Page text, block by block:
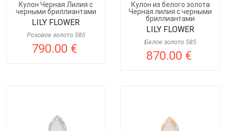
Кулон Черная Лилия с
черными бриллиантами
LILY FLOWER
Розовое золото 585
790.00 €
Кулон из белого золота
Черная лилия с черными
бриллиантами
LILY FLOWER
Белое золото 585
870.00 €